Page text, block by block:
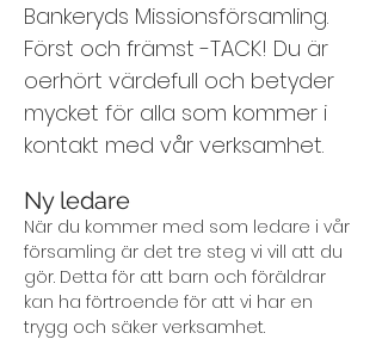
Bankeryds Missionsförsamling.
Först och främst -TACK! Du är
oerhört värdefull och betyder
mycket för alla som kommer i
kontakt med vår verksamhet.
Ny ledare
När du kommer med som ledare i vår
församling är det tre steg vi vill att du
gör. Detta för att barn och föräldrar
kan ha förtroende för att vi har en
trygg och säker verksamhet.